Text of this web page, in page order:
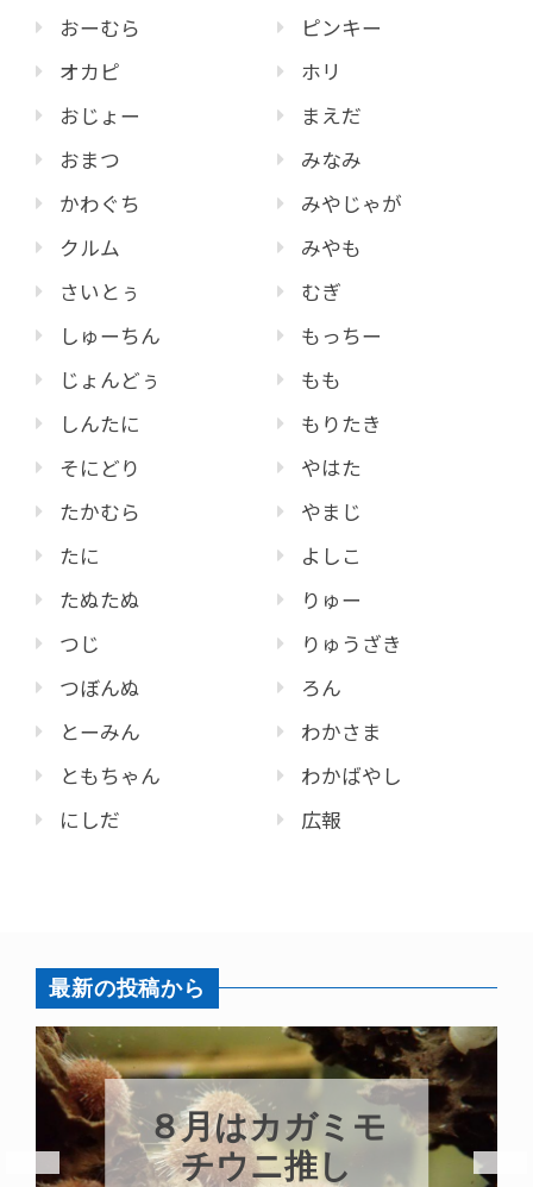
おーむら
オカピ
おじょー
おまつ
かわぐち
クルム
さいとぅ
しゅーちん
じょんどぅ
しんたに
そにどり
たかむら
たに
たぬたぬ
つじ
つぼんぬ
とーみん
ともちゃん
にしだ
ピンキー
ホリ
まえだ
みなみ
みやじゃが
みやも
むぎ
もっちー
もも
もりたき
やはた
やまじ
よしこ
りゅー
りゅうざき
ろん
わかさま
わかばやし
広報
最新の投稿から
新発売！いちこ
キーホルダー